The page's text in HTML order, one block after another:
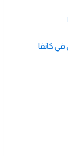
كانفا